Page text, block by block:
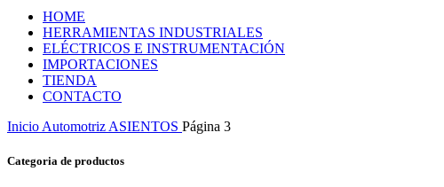
HOME
HERRAMIENTAS INDUSTRIALES
ELÉCTRICOS E INSTRUMENTACIÓN
IMPORTACIONES
TIENDA
CONTACTO
Inicio Automotriz ASIENTOS Página 3
Categoria de productos